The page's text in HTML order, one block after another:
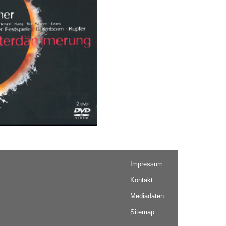
Impressum
Kontakt
Mediadaten
Sitemap